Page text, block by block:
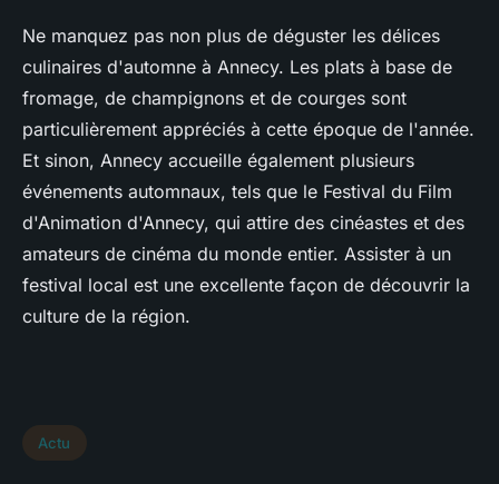
Ne manquez pas non plus de déguster les délices
culinaires d'automne à Annecy. Les plats à base de
fromage, de champignons et de courges sont
particulièrement appréciés à cette époque de l'année.
Et sinon, Annecy accueille également plusieurs
événements automnaux, tels que le Festival du Film
d'Animation d'Annecy, qui attire des cinéastes et des
amateurs de cinéma du monde entier. Assister à un
festival local est une excellente façon de découvrir la
culture de la région.
Actu